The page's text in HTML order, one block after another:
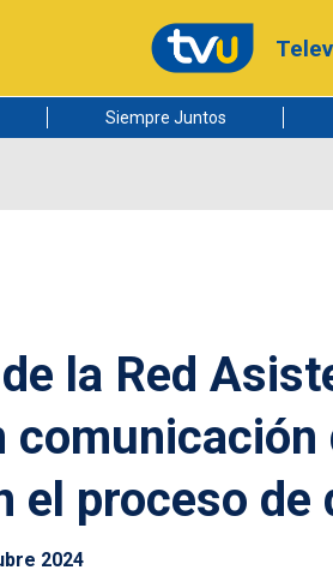
Siempre Juntos
la Red
comunicación
el proceso de
2024